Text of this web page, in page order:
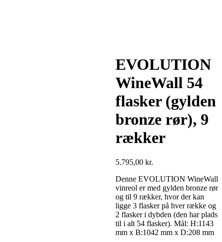
EVOLUTION
WineWall 54
flasker (gylden
bronze rør), 9
rækker
5.795,00 kr.
Denne EVOLUTION WineWall
vinreol er med gylden bronze rør
og til 9 rækker, hvor der kan
ligge 3 flasker på hver række og
2 flasker i dybden (den har plads
til i alt 54 flasker). Mål: H:1143
mm x B:1042 mm x D:208 mm